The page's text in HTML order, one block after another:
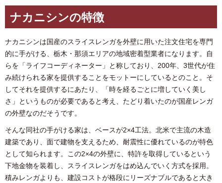
ナカニシンの特徴
ナカニシンは国産のスライスレンガを外壁に用いた注文住宅を専門
的に手がける、栃木・那須エリアの地域密着型業者になります。自
らを「ライフコーディネーター」と称しており、200年、3世代が住
み続けられる家を提供することをモットーにしているとのこと。そ
してそれを提供するにあたり、「時を経るごとに増していく美し
さ」というものが必要であると考え、たどり着いたのが国産レンガ
の外壁なのだそうです。
そんな同社の手がける家は、ベースが2×4工法。北米で主流の木造
建築であり、面で建物を支えるため、耐震性に優れているのが特色
として知られます。この2×4の外壁に、特許を取得しているという
下地金物を装着し、スライスレンガをはめ込んでいく方式を採用。
積みレンガよりも、建設コストが格段にリーズナブルであると大き